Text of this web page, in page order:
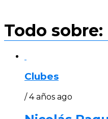
Todo
Clubes
/ 4 años ago